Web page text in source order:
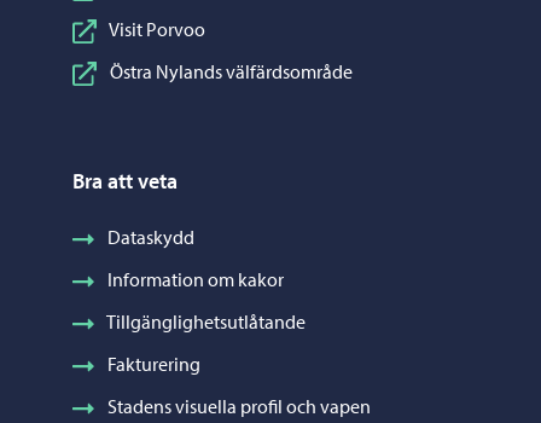
Visit Porvoo
Östra Nylands välfärdsområde
Bra att veta
Dataskydd
Information om kakor
Tillgänglighetsutlåtande
Fakturering
Stadens visuella profil och vapen